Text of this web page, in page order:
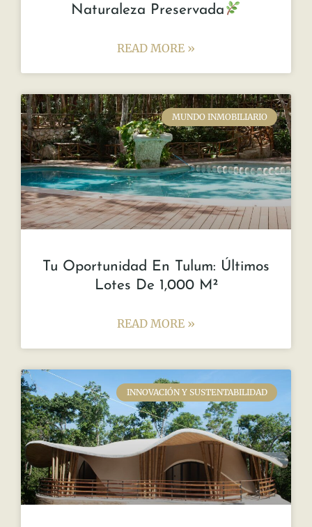
Naturaleza Preservada
READ MORE »
MUNDO INMOBILIARIO
Tu Oportunidad En Tulum: Últimos
Lotes De 1,000 M²
READ MORE »
INNOVACIÓN Y SUSTENTABILIDAD